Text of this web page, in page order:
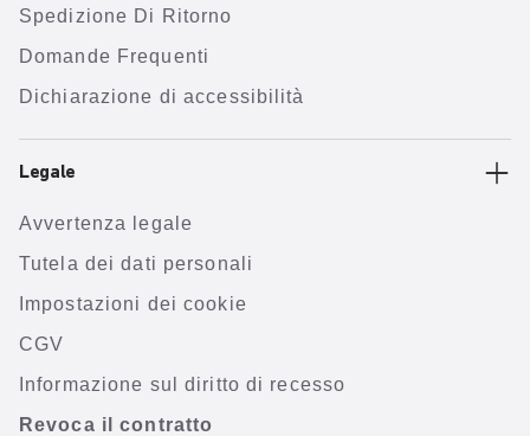
Spedizione Di Ritorno
Domande Frequenti
Dichiarazione di accessibilità
Legale
Avvertenza legale
Tutela dei dati personali
Impostazioni dei cookie
CGV
Informazione sul diritto di recesso
Revoca il contratto